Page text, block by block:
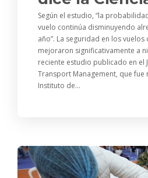
Según el estudio, “la
vuelo continúa disminuyendo
año”. La seguridad en los vuelos
mejoraron significativamente a
reciente estudio publicado en el
Transport Management, que fue
Instituto de...